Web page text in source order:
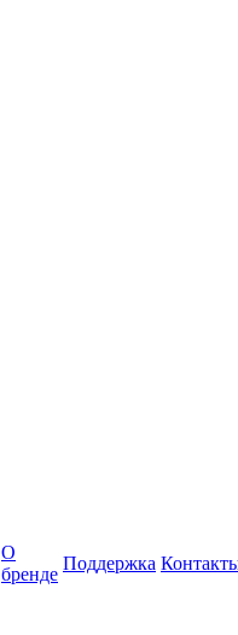
О
бренде
Поддержка